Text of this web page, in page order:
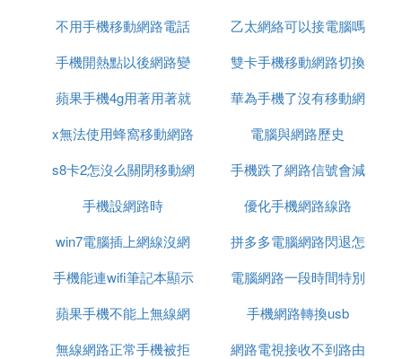
如何刪除記錄
清除運行記錄：
在開始搜索欄輸入regedit，按回車進入注冊表編輯
器，然後定位到
ws\CurrentVersion\Explorer\RunMRU
可以刪除右邊除「(默認)」之外的所有值，也可以選
清除最近使用項目記錄：
在磁碟的地址欄內輸入「%APPDATA%\Microsoft\Wi
ndows\Recent\AutomaticDestinations」回車打開該
目錄，然後打目錄里的文件全部清理掉即可。
系統臨時文件隱患巧清除：點擊「開始」按鈕打開菜
單，進入「所有程序--附件--系統工具--磁碟清理」，
連接電腦連接不上網
可以用什麼命令
不用手機移動網路電話
乙太網絡可以接電腦嗎
手機開熱點以後網路變
差的原因
雙卡手機移動網路切換
嗎
蘋果手機4g用著用著就
沒網路了
華為手機了沒有移動網
路信號怎麼回事
x無法使用蜂窩移動網路
設置
電腦與網路歷史
s8卡2怎沒么關閉移動網
路
手機跌了網路信號會減
弱嗎
手機設網路時
優化手機網路線路
win7電腦插上網線沒網
路
拼多多電腦網路閃退怎
麼辦
手機能連wifi筆記本顯示
無網路
電腦網路一段時間特別
卡
蘋果手機不能上無線網
路連接電腦連接不上網
手機網路轉換usb
無線網路正常手機被拒
網路電視接收不到路由